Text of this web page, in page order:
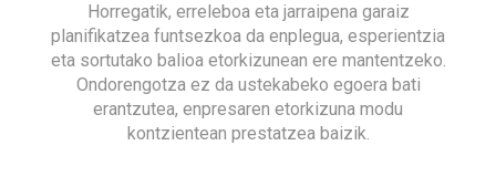
Horregatik, erreleboa eta jarraipena garaiz
planifikatzea funtsezkoa da enplegua, esperientzia
eta sortutako balioa etorkizunean ere mantentzeko.
Ondorengotza ez da ustekabeko egoera bati
erantzutea, enpresaren etorkizuna modu
kontzientean prestatzea baizik.